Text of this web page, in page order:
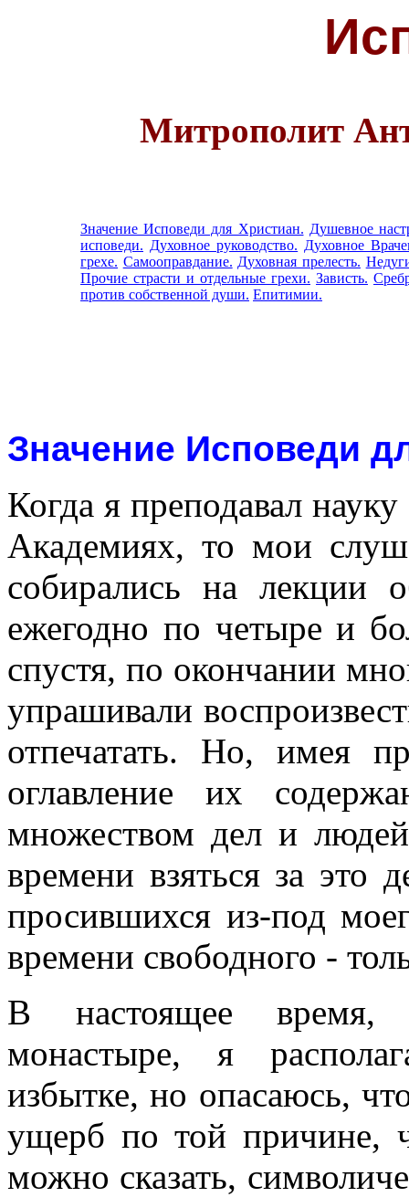
Митрополит
Значение Исповеди для Христиан. Душевное
исповеди. Духовное руководство. Духовное
грехе. Самооправдание. Духовная прелесть.
Прочие страсти и отдельные грехи. Зависть.
против собственной души. Епитимии.
Значение Исповеди
Когда я преподавал
Академиях, то мои
собирались на лекции
ежегодно по четыре и
спустя, по окончании
упрашивали
отпечатать. Но, имея
оглавление их
множеством дел и
времени взяться за это
просившихся из-под
времени свободного -
В настоящее время,
монастыре, я
избытке, но опасаюсь,
ущерб по той причине,
можно сказать,